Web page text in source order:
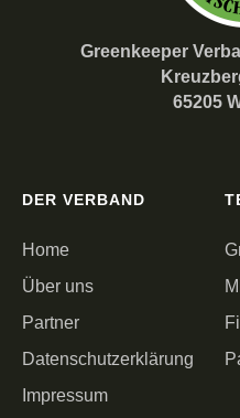
Greenkeeper
65205
DER VERBAND
Home
Über uns
Partner
Datenschutzerklärung
Impressum